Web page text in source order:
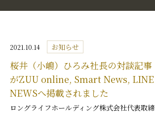
2021.10.14 お知らせ
桜井（小嶋）ひろみ社長の対談記事
がZUU online, Smart News, LINE
NEWSへ掲載されました
ロングライフホールディング株式会社代表取締